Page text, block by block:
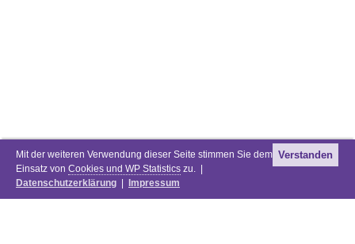
Mit der weiteren Verwendung dieser Seite stimmen Sie dem
Einsatz von Cookies und WP Statistics zu. |
Datenschutzerklärung
Impressum
Verstanden